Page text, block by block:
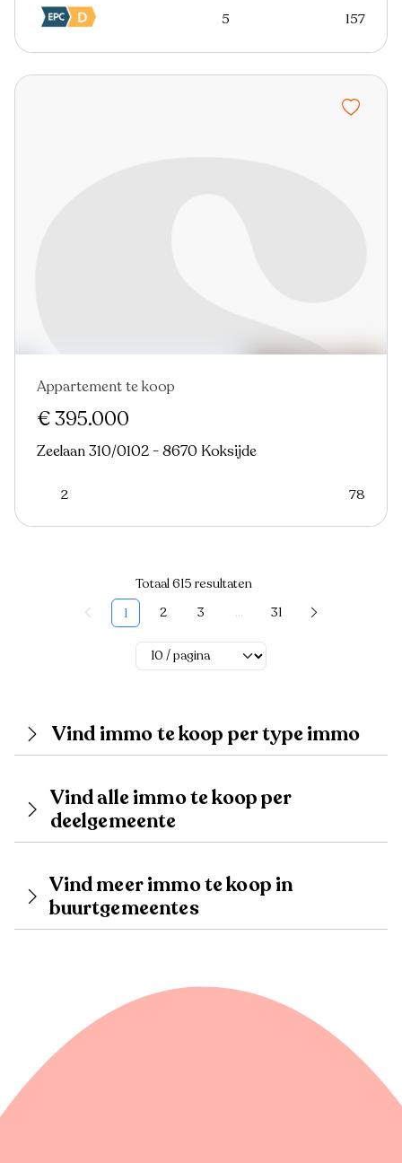
5 157
Nieuw
Appartement te koop
€ 395.000
Zeelaan 310/0102 - 8670 Koksijde
2 78
Totaal 615 resultaten
1
2 3 ... 31
Vind immo te koop per type immo
Vind alle immo te koop per
deelgemeente
Vind meer immo te koop in
buurtgemeentes